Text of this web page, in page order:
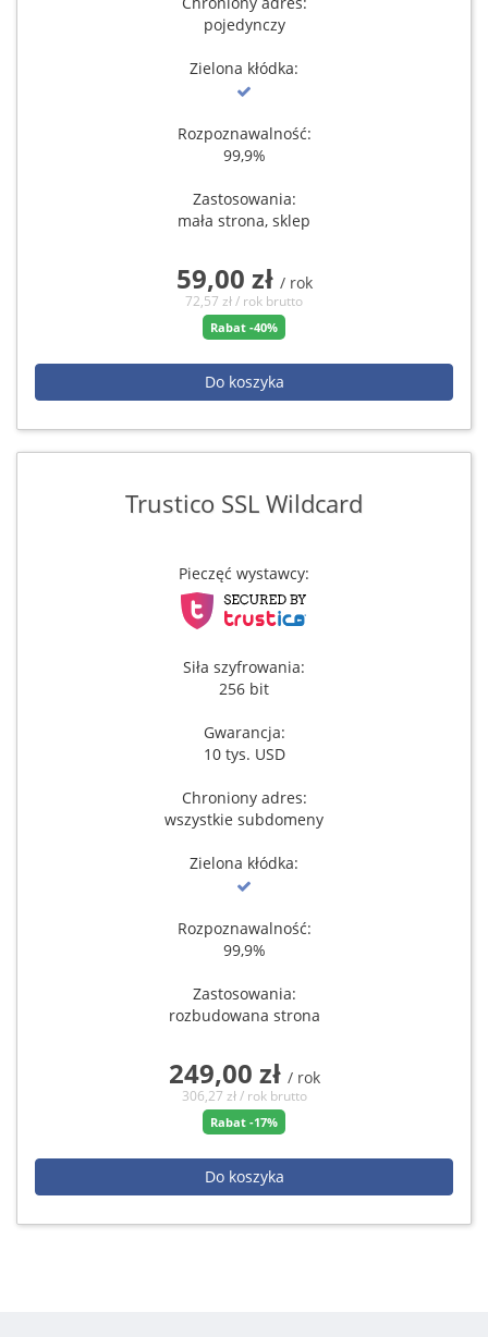
pojedynczy
Zielona kłódka:
Rozpoznawalność:
99,9%
Zastosowania:
mała strona, sklep
59,00 zł / rok
72,57 zł / rok brutto
Rabat -40%
Do koszyka
Trustico SSL Wildcard
Pieczęć wystawcy:
Siła szyfrowania:
256 bit
Gwarancja:
10 tys. USD
Chroniony adres:
wszystkie subdomeny
Zielona kłódka:
Rozpoznawalność:
99,9%
Zastosowania:
rozbudowana strona
249,00 zł / rok
306,27 zł / rok brutto
Rabat -17%
Do koszyka